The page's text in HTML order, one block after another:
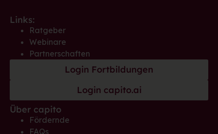
Links:
Ratgeber
Webinare
Partnerschaften
Login Fortbildungen
Login capito.ai
Über capito
Fördernde
FAQs